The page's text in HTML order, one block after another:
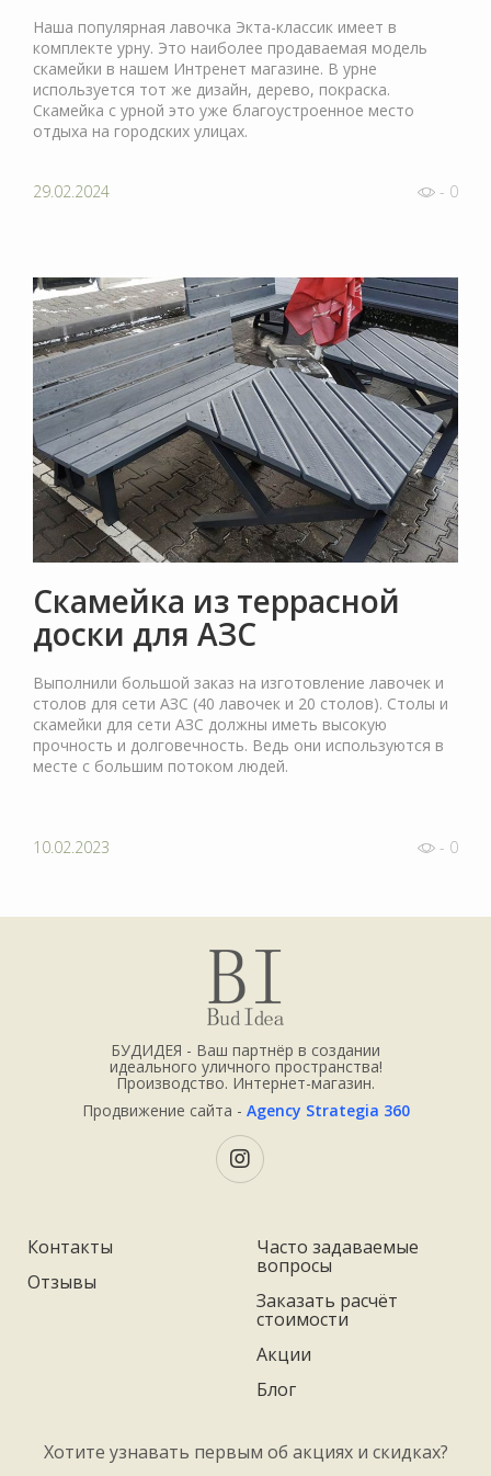
Наша популярная лавочка Экта-классик имеет в
комплекте урну. Это наиболее продаваемая модель
скамейки в нашем Интренет магазине. В урне
используется тот же дизайн, дерево, покраска.
Скамейка с урной это уже благоустроенное место
отдыха на городских улицах.
29.02.2024 - 0
Скамейка из террасной
доски для АЗС
Выполнили большой заказ на изготовление лавочек и
столов для сети АЗС (40 лавочек и 20 столов). Столы и
скамейки для сети АЗС должны иметь высокую
прочность и долговечность. Ведь они используются в
месте с большим потоком людей.
10.02.2023 - 0
БУДИДЕЯ - Ваш партнёр в создании
идеального уличного пространства!
Производство. Интернет-магазин.
Продвижение сайта - Agency Strategia 360
Контакты
Отзывы
Часто задаваемые
вопросы
Заказать расчёт
стоимости
Акции
Блог
Хотите узнавать первым об акциях и скидках?